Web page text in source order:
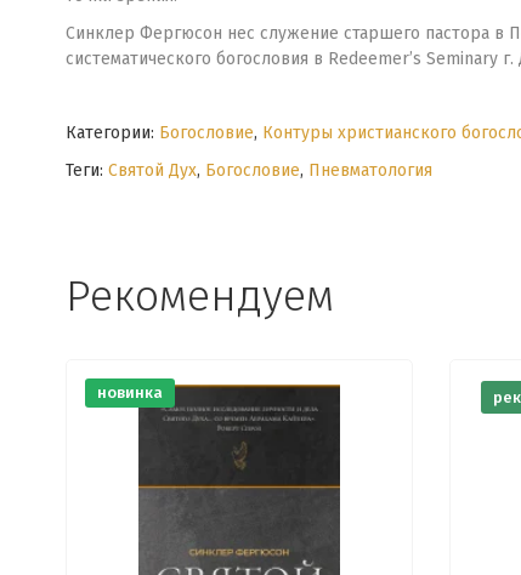
Синклер Фергюсон нес служение старшего пастора в
систематического богословия в Redeemer’s Seminary г.
Категории: Богословие, Контуры христианского
Теги: Святой Дух, Богословие, Пневматология
Рекомендуем
новинка